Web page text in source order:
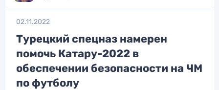
02.11.2022
Турецкий спецназ намерен
помочь Катару-2022 в
обеспечении безопасности на ЧМ
по футболу